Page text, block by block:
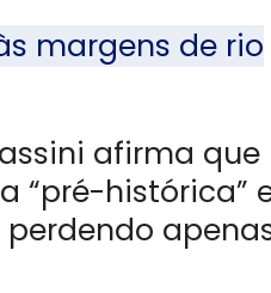
margens de rio
afirma que
“pré-histórica”